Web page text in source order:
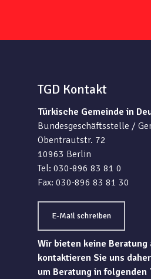
TGD Kontakt
Türkische Gemeinde in
Bundesgeschäftsstelle /
Obentrautstr. 72
10963 Berlin
Tel: 030-896 83 81 0
Fax: 030-896 83 81 30
E-Mail schreiben
Wir bieten keine Beratung
kontaktieren Sie uns
um Beratung in folgenden